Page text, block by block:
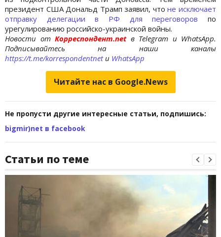
президент США Дональд Трамп заявил, чтоне исключает
отправку делегации в РФ для переговоров по
урегулированию российско-украинской войны.
Новости отКорреспондент.net в Telegram и WhatsApp.
Подписывайтесь на наши каналы
https://t.me/korrespondentnetи WhatsApp
Читайте нас в Google.News
Не пропусти другие интересные статьи, подпишись:
bigmir)net в facebook
Статьи по теме